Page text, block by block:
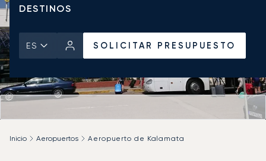
DESTINOS
ES SOLICITAR PRESUPUESTO
Inicio Aeropuertos Aeropuerto de Kalamata